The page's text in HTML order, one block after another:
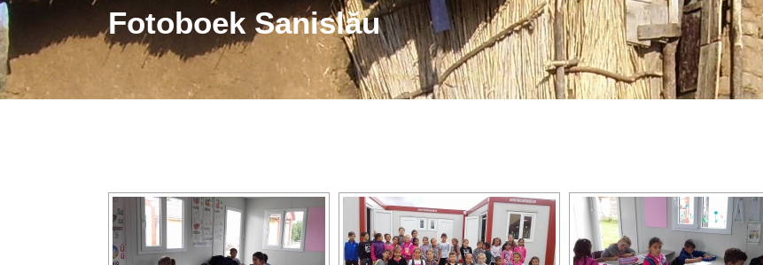
Fotoboek Sanislău